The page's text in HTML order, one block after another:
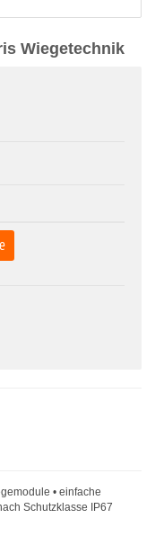
Wiegetechnik
• einfache
Schutzklasse IP67